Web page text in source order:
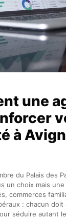
une
à
du Palais des
un choix mais
commerces
: chacun doit
séduire autant